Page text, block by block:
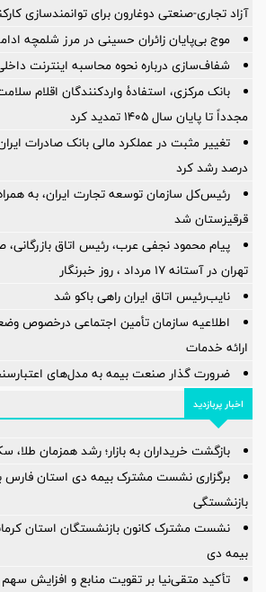
آزاد تجاری-صنعتی دوغارون برای توانمندسازی
موج بی‌پایان زائران حسینی در مرز شلمچه
شفاف‌سازی درباره نحوه محاسبه اینترنت
بانک مرکزی، استفادۀ واردکنندگان اقلام
مجدداً تا پایان سال ۱۴۰۵ تمدید کرد
درصد رشد کرد
رئیس‌کل سازمان توسعه تجارت ایران، به
قرقیزستان شد
پیام محمود نجفی عرب، رئیس اتاق بازرگانی،
تهران در آستانه 17 مرداد ، روز خبرنگار
نایب‌رئیس اتاق ایران راهی باکو شد
اطلاعیه سازمان تأمین اجتماعی درخصوص
ارائه خدمات
ضرورت گذار صنعت بیمه به مدل‌های
اخبار پربازدید
بازگشت خریداران به بازار؛ رشد همزمان طلا،
برگزاری نشست مشترک بیمه دی استان فارس
بازنشستگی
نشست مشترک کانون بازنشستگان استان
بیمه دی
تأکید متقی‌نیا بر تقویت منابع و افزایش سهم